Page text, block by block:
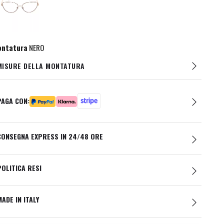
NERO
DELLA MONTATURA
CON:
EXPRESS IN 24/48 ORE
RESI
IN ITALY